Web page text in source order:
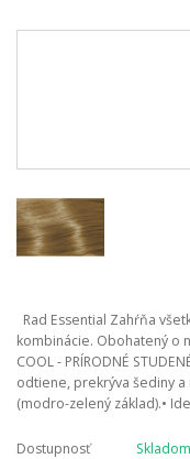
Rad Essential Zahŕňa
kombinácie. Obohatený o
COOL - PRÍRODNÉ
odtiene, prekrýva šediny
(modro-zelený základ).•
Dostupnosť Skladom